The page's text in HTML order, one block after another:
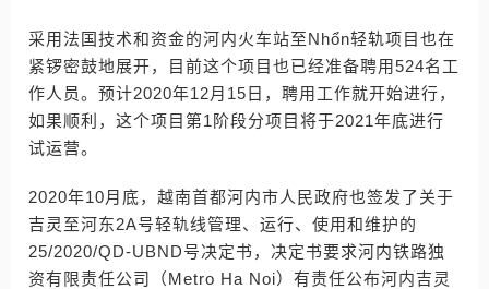
采用法国技术和资金的河内火车站至Nhổn轻轨项目也在
紧锣密鼓地展开，目前这个项目也已经准备聘用524名工
作人员。预计2020年12月15日，聘用工作就开始进行，
如果顺利，这个项目第1阶段分项目将于2021年底进行
试运营。
2020年10月底，越南首都河内市人民政府也签发了关于
吉灵至河东2A号轻轨线管理、运行、使用和维护的
25/2020/QD-UBND号决定书，决定书要求河内铁路独
资有限责任公司（Metro Ha Noi）有责任公布河内吉灵